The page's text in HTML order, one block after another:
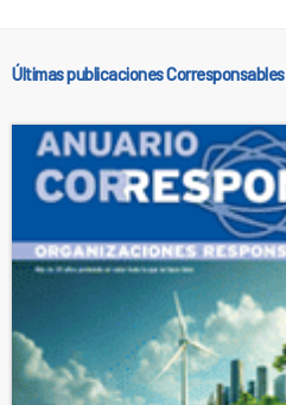
Últimas publicaciones Corresponsables